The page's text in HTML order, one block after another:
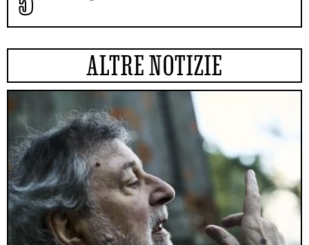
ALTRE NOTIZIE